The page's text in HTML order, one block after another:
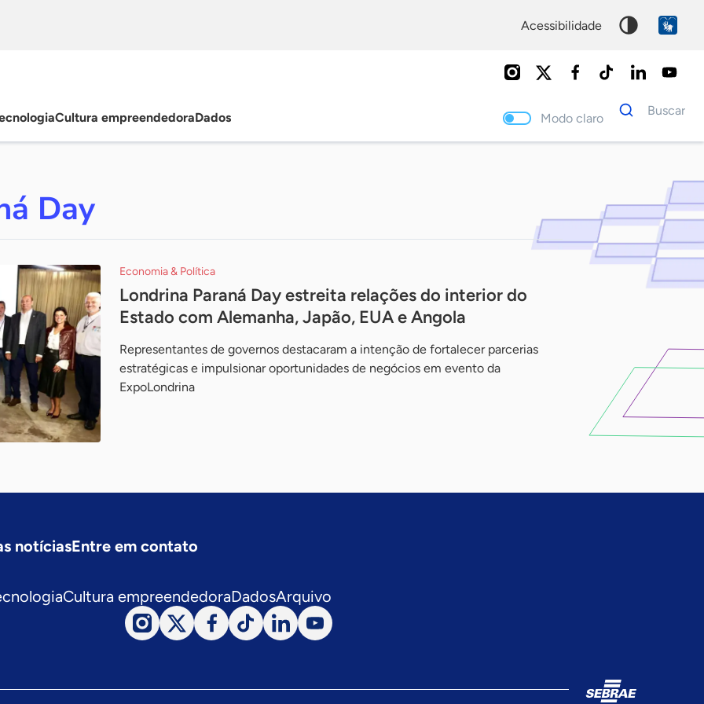
acessibilidade
Cultura empreendedoraDados Modo claro
Dados
para
Buscar
Day
Economia & Política
Londrina Paraná Day estreita relações do interior do
Estado com Alemanha, Japão, EUA e Angola
Representantes de governos destacaram a intenção de fortalecer parcerias
estratégicas e impulsionar oportunidades de negócios em evento da
ExpoLondrina
notíciasEntre em contato
Cultura empreendedoraDadosArquivo